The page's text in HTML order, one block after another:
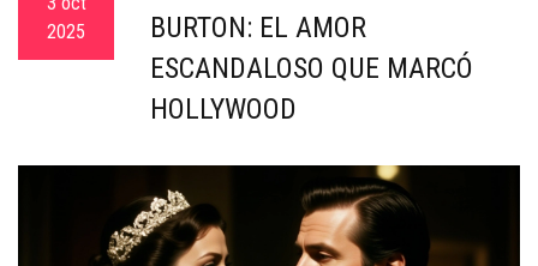
2025
BURTON: EL AMOR
ESCANDALOSO QUE MARCÓ
HOLLYWOOD